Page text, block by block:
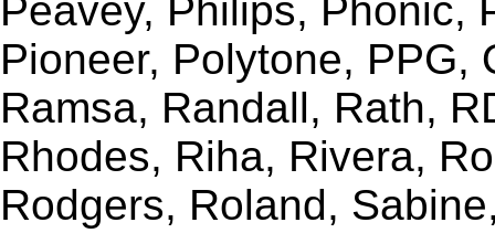
Peavey, Philips, Phonic,
Pioneer, Polytone, PPG,
Ramsa, Randall, Rath,
Rhodes, Riha, Rivera,
Rodgers, Roland,